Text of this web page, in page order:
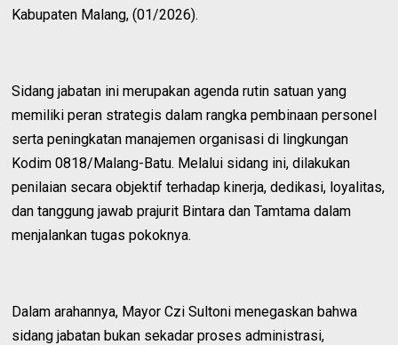
Kabupaten Malang, (01/2026).
Sidang jabatan ini merupakan agenda rutin satuan yang
memiliki peran strategis dalam rangka pembinaan personel
serta peningkatan manajemen organisasi di lingkungan
Kodim 0818/Malang-Batu. Melalui sidang ini, dilakukan
penilaian secara objektif terhadap kinerja, dedikasi, loyalitas,
dan tanggung jawab prajurit Bintara dan Tamtama dalam
menjalankan tugas pokoknya.
Dalam arahannya, Mayor Czi Sultoni menegaskan bahwa
sidang jabatan bukan sekadar proses administrasi,